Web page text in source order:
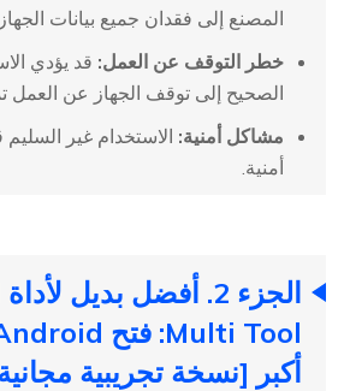
المصنع إلى فقدان جميع بيانات الجهاز.
خطر التوقف عن العمل: قد يؤدي
الصحيح إلى توقف الجهاز عن العمل
مشاكل أمنية: الاستخدام غير
أمنية.
أكبر [نسخة تجريبية